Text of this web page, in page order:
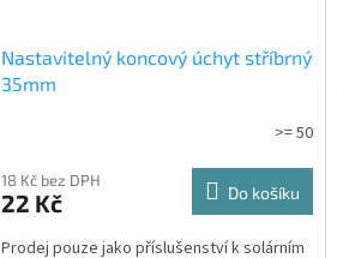
Nastavitelný koncový úchyt stříbrný
35mm
>= 50
18 Kč bez DPH
22 Kč Do košíku
Prodej pouze jako příslušenství k solárním